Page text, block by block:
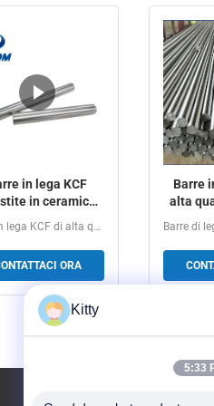
in lega KCF
in ceramica
urti termici e
lunghezza
per la
a dadi
Aste in lega KCF di alta qualità Materiale isolante...
ORA
Barre
alta
Kitty
5:33